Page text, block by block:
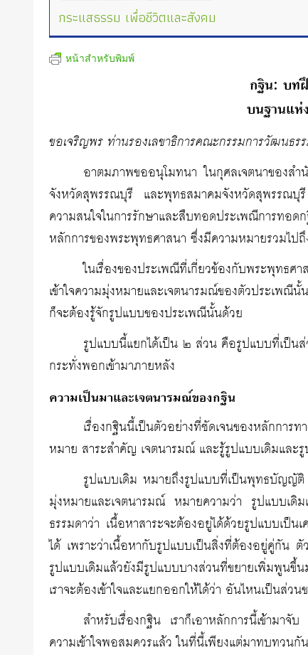
กระแสธรรม เพื่อชีวิตและสังคม
หน้าสำหรับพิมพ์
กฐิน: บท
บนฐานแห่
ขอเจริญพร ท่านรองเลขาธิการคณะกรรมการวัฒนธ
อาตมภาพขออนุโมทนา ในกุศลเจตนาของส
จังหวัดสุพรรณบุรี และพุทธสมาคมจังหวัดสุพรรณบุ
ความสนใจในการรักษาและสืบทอดประเพณีการทอ
หลักการของพระพุทธศาสนา ซึ่งมีความหมายรวมไป
ในเรื่องของประเพณีที่เกี่ยวข้องกับพระพุทธ
เข้าใจความมุ่งหมายและเจตนารมณ์ของตัวประเ
ก็จะต้องรู้จักรูปแบบของประเพณีนั้นด้วย
รูปแบบนี้แยกได้เป็น ๒ ส่วน คือรูปแบบที่เป็น
กระทั่งพอกเข้ามาภายหลัง
ความเป็นมาและเจตนารมณ์ของกฐิน
เรื่องกฐินนี้เป็นตัวอย่างที่ชัดเจนของหลักกา
หมาย สาระสำคัญ เจตนารมณ์ และรู้รูปแบบเดิมและ
รูปแบบเดิม หมายถึงรูปแบบที่เป็นพุทธบัญญัติ
มุ่งหมายและเจตนารมณ์ หมายความว่า รูปแบบเดิม
ธรรมดาว่า เนื้อหาสาระจะต้องอยู่ได้ด้วยรูปแบบเป็
ได้ เพราะว่าเนื้อหากับรูปแบบเป็นสิ่งที่ต้องอยู่คู่กัน
รูปแบบเดิมแล้วยังมีรูปแบบบางส่วนที่ขยายเพิ่มพูน
เราจะต้องเข้าใจและแยกออกให้ได้ว่า อันไหนเป็นส่
สำหรับเรื่องกฐิน เราก็เอาหลักการนี้เข้ามา
ความเข้าใจพอสมควรแล้ว ในที่นี้เพียงแต่มาทบทวนกั